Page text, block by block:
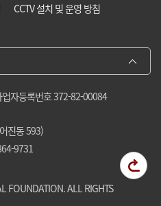
CCTV 설치 및 운영 방침
업자등록번호 372-82-00084
진동 593)
9731
FOUNDATION. ALL RIGHTS